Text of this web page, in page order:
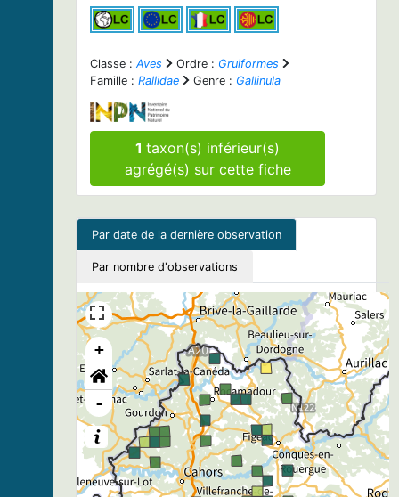
Classe : Aves Ordre : Gruiformes
Famille : Rallidae Genre : Gallinula
1taxon(s) inférieur(s)
agrégé(s) sur cette fiche
Par date de la dernière observation
Par nombre d'observations
+
-